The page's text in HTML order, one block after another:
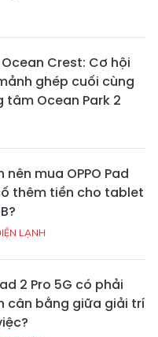
Crest: Cơ hội
ghép cuối cùng
tâm Ocean Park 2
nên mua OPPO Pad
thêm tiền cho tablet
LẠNH
2 Pro 5G có phải
cân bằng giữa giải trí